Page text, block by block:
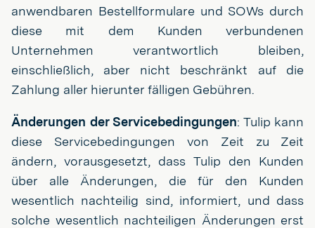
anwendbaren Bestellformulare und SOWs durch
diese mit dem Kunden verbundenen
Unternehmen verantwortlich bleiben,
einschließlich, aber nicht beschränkt auf die
Zahlung aller hierunter fälligen Gebühren.
Änderungen der Servicebedingungen: Tulip kann
diese Servicebedingungen von Zeit zu Zeit
ändern, vorausgesetzt, dass Tulip den Kunden
über alle Änderungen, die für den Kunden
wesentlich nachteilig sind, informiert, und dass
solche wesentlich nachteiligen Änderungen erst